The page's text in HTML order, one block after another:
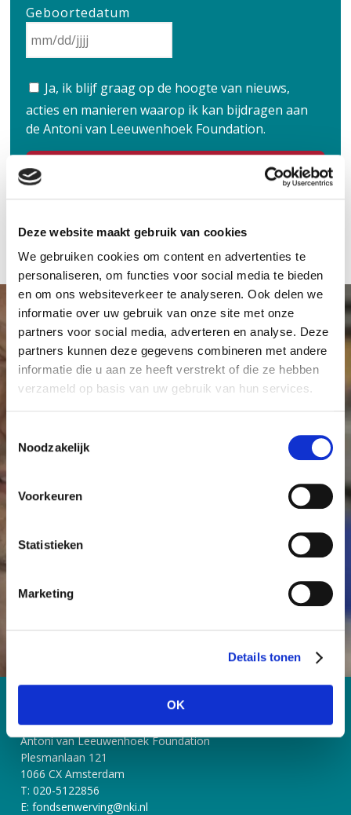
Deze website maakt gebruik van cookies
We gebruiken cookies om content en advertenties te
personaliseren, om functies voor social media te bieden
en om ons websiteverkeer te analyseren. Ook delen we
informatie over uw gebruik van onze site met onze
partners voor social media, adverteren en analyse. Deze
partners kunnen deze gegevens combineren met andere
informatie die u aan ze heeft verstrekt of die ze hebben
verzameld op basis van uw gebruik van hun services.
e
s
m
e
c
Noodzakelijk
Voorkeuren
Statistieken
Marketing
Details tonen
OK
Geboortedatum
slash
DD
slash
JJJJ
Ja, ik blijf graag op de hoogte van nieuws,
acties en manieren waarop ik kan bijdragen aan
de Antoni van Leeuwenhoek Foundation.
Maak meer onderzoek
mogelijk
Elke donatie, klein of groot, is welkom en draagt
Leeuwenhoek. Met uw hulp kunnen we meer
onderzoek mogelijk maken en er voor zorgen dat
kanker geen dodelijke ziekte meer hoeft te zijn.
Antoni van Leeuwenhoek Foundation
Plesmanlaan 121
1066 CX Amsterdam
T: 020-5122856
E: fondsenwerving@nki.nl